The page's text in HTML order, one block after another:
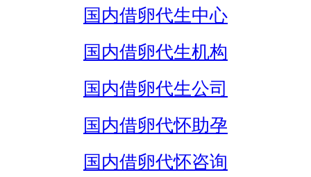
国内借卵代生中心
国内借卵代生机构
国内借卵代生公司
国内借卵代怀助孕
国内借卵代怀咨询